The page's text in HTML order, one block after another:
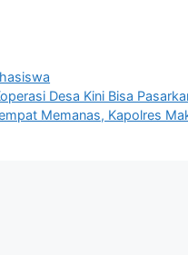
Desa Kini Bisa
Memanas, Kapolres